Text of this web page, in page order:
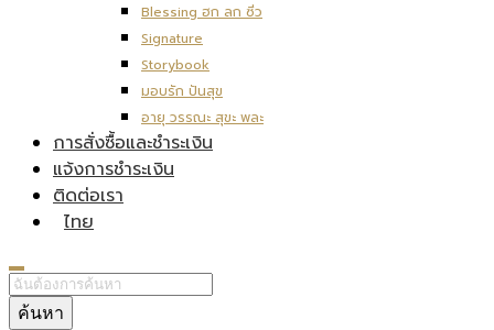
Blessing ฮก ลก ซิ่ว
Signature
Storybook
มอบรัก ปันสุข
อายุ วรรณะ สุขะ พละ
การสั่งซื้อและชำระเงิน
แจ้งการชำระเงิน
ติดต่อเรา
ไทย
ค้นหา